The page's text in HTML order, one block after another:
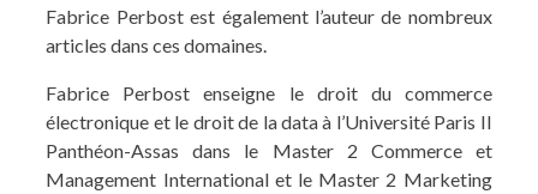
Fabrice Perbost est également l’auteur de nombreux
articles dans ces domaines.
Fabrice Perbost enseigne le droit du commerce
électronique et le droit de la data à l’Université Paris II
Panthéon-Assas dans le Master 2 Commerce et
Management International et le Master 2 Marketing